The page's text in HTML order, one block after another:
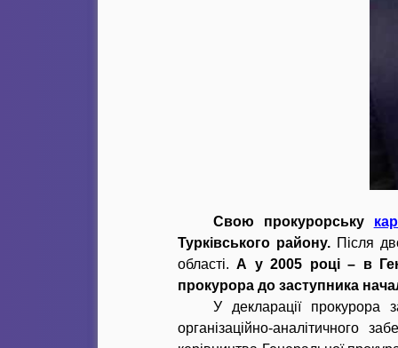
Свою прокурорську
Турківського району.Після
області.А у 2005 році – в
прокурора до заступника
У декларації прокурора
організаційно-аналітичного